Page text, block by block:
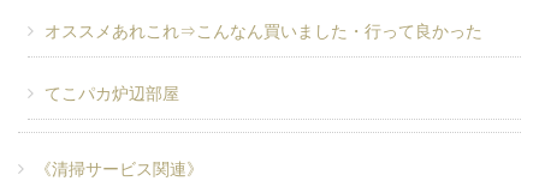
オススメあれこれ⇒こんなん買いました・行って良かった
てこパカ炉辺部屋
《清掃サービス関連》